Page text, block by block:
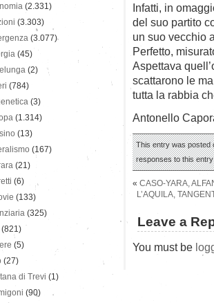
Infatti, in
del suo partito
un suo vecchio
Perfetto,
Aspettava
scattarono le
tutta la rabbia
Antonello
This entry was posted
responses to this
« CASO-YARA,
L’AQUILA,
Leave a
You must be
(2.331)
(3.303)
(3.077)
(45)
(2)
(784)
(3)
(1.314)
(13)
(167)
(21)
(6)
(133)
(325)
(821)
(5)
(27)
di Trevi (1)
(90)